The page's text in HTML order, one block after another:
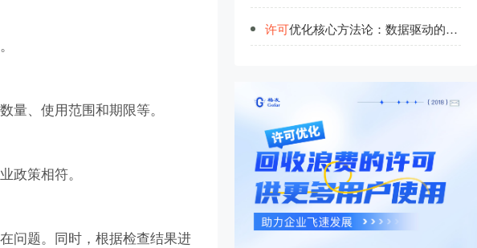
、使用范围和期限等。
政策相符。
问题。同时，根据检查结果进
许可优化核心方法论：数据驱动的授权管理决策